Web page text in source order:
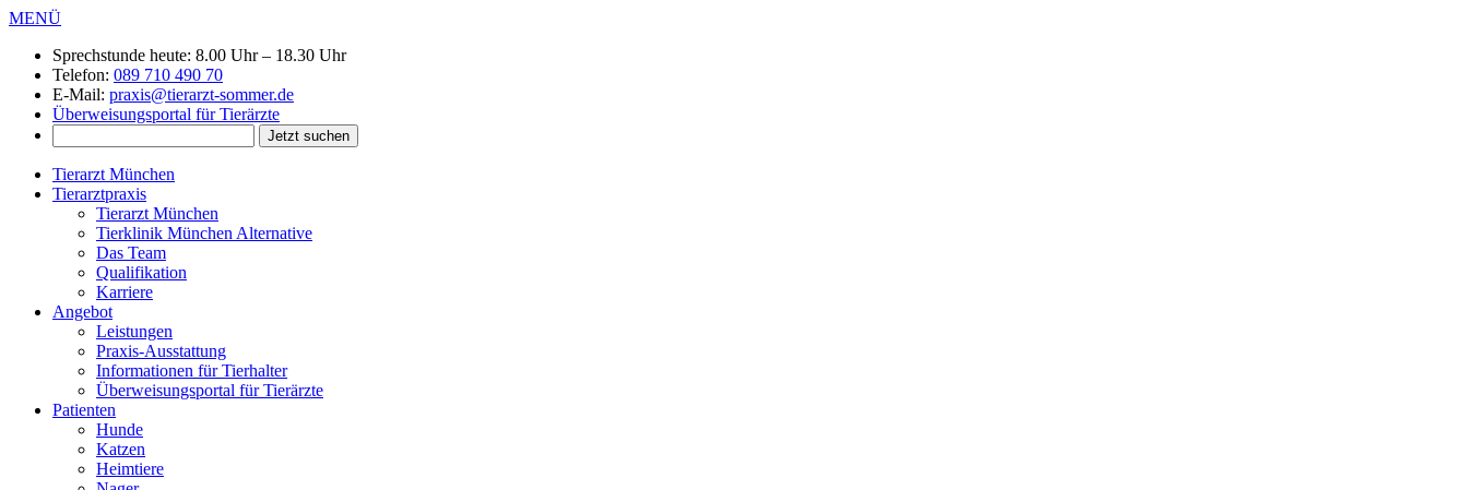
MENÜ
Sprechstunde heute: 8.00 Uhr – 18.30 Uhr
Telefon: 089 710 490 70
E-Mail: praxis@tierarzt-sommer.de
Überweisungsportal für Tierärzte
Tierarzt München
Tierarztpraxis
Tierarzt München
Tierklinik München Alternative
Das Team
Qualifikation
Karriere
Angebot
Leistungen
Praxis-Ausstattung
Informationen für Tierhalter
Überweisungsportal für Tierärzte
Patienten
Hunde
Katzen
Heimtiere